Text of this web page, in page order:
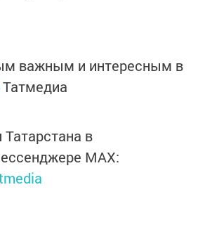
важным и интересным в
Татмедиа
Татарстана в
MАХ: